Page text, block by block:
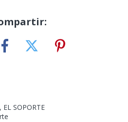
EL SOPORTE